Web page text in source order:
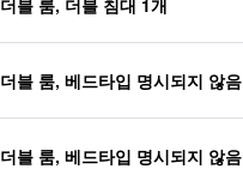
더블 룸, 더블 침대 1개
더블 룸, 베드타입 명시되지 않음
더블 룸, 베드타입 명시되지 않음